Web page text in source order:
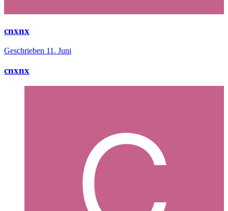
cnxnx
Geschrieben 11. Juni
cnxnx